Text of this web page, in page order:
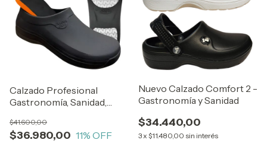
Calzado Profesional
Gastronomía, Sanidad,
$36.980,00
$41.600,00
11% OFF
Nuevo Calzado Comfort 2 -
Gastronomía y Sanidad
$34.440,00
3x $11.480,00 sin interés